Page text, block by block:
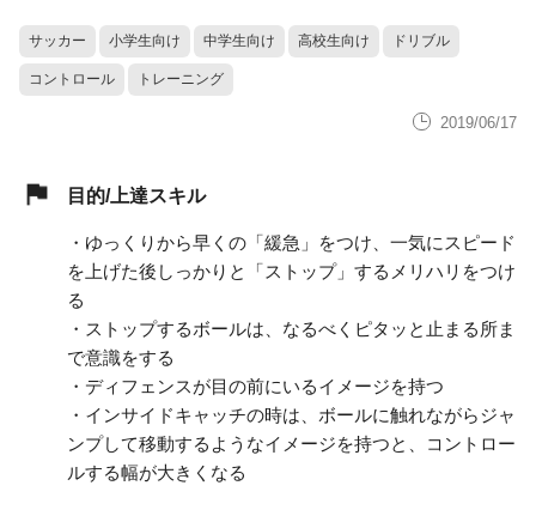
サッカー 小学生向け 中学生向け 高校生向け ドリブル
コントロール トレーニング
2019/06/17
目的/上達スキル
・ゆっくりから早くの「緩急」をつけ、一気にスピード
を上げた後しっかりと「ストップ」するメリハリをつけ
る
・ストップするボールは、なるべくピタッと止まる所ま
で意識をする
・ディフェンスが目の前にいるイメージを持つ
・インサイドキャッチの時は、ボールに触れながらジャ
ンプして移動するようなイメージを持つと、コントロー
ルする幅が大きくなる